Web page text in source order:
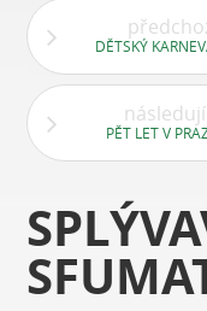
PĚT LET V